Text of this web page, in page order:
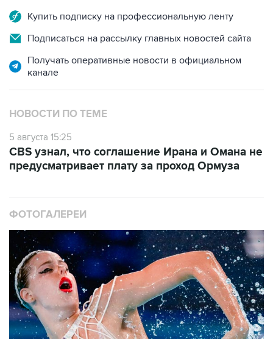
Купить подписку на профессиональную ленту
Подписаться на рассылку главных новостей сайта
Получать оперативные новости в официальном
канале
НОВОСТИ ПО ТЕМЕ
5 августа 15:25
CBS узнал, что соглашение Ирана и Омана не
предусматривает плату за проход Ормуза
ФОТОГАЛЕРЕИ